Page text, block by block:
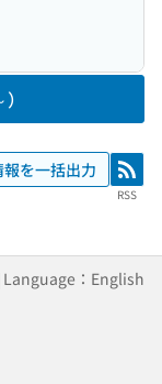
を一括出力 RSS
RSS
Language：English